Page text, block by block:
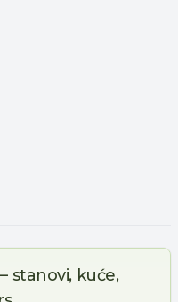
stanovi, kuće,